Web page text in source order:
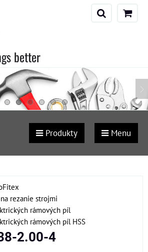
better
Produkty Menu
rezanie strojmi
rámových píl
rámových píl HSS
2.00-4